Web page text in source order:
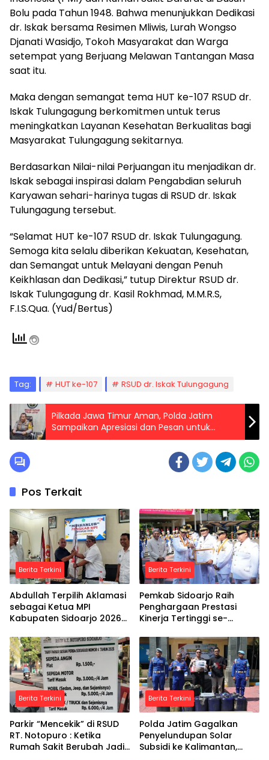
Bolu pada Tahun 1948. Bahwa menunjukkan Dedikasi
dr. Iskak bersama Resimen Mliwis, Lurah Wongso
Djanati Wasidjo, Tokoh Masyarakat dan Warga
setempat yang Berjuang Melawan Tantangan Masa
saat itu.
Maka dengan semangat tema HUT ke-107 RSUD dr.
Iskak Tulungagung berkomitmen untuk terus
meningkatkan Layanan Kesehatan Berkualitas bagi
Masyarakat Tulungagung sekitarnya.
Berdasarkan Nilai-nilai Perjuangan itu menjadikan dr.
Iskak sebagai inspirasi dalam Pengabdian seluruh
Karyawan sehari-harinya tugas di RSUD dr. Iskak
Tulungagung tersebut.
“Selamat HUT ke-107 RSUD dr. Iskak Tulungagung.
Semoga kita selalu diberikan Kekuatan, Kesehatan,
dan Semangat untuk Melayani dengan Penuh
Keikhlasan dan Dedikasi,” tutup Direktur RSUD dr.
Iskak Tulungagung dr. Kasil Rokhmad, M.M.R.S,
F.I.S.Qua. (Yud/Bertus)
Tag: HUT ke-107 RSUD dr. Iskak Tulungagung
Pilkada Jawa Timur Aman, Polda Jatim
Sampaikan Apresiasi dan Pesan untuk
Warga Masyarakat
Pos Terkait
Berita Terkini
Abdullah Terpilih Aklamasi
sebagai Ketua MPI
Kabupaten Sidoarjo 2026–
Berita Terkini
Pemkab Sidoarjo Raih
Penghargaan Prestasi
Kinerja Tertinggi se-
Berita Terkini
Parkir “Mencekik” di RSUD
RT. Notopuro : Ketika
Rumah Sakit Berubah Jadi
Berita Terkini
Polda Jatim Gagalkan
Penyelundupan Solar
Subsidi ke Kalimantan,